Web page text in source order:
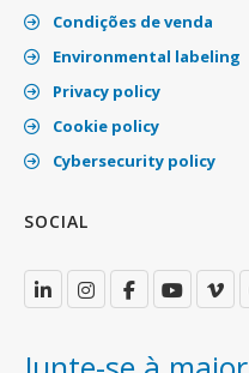
Condições de venda
Environmental labeling
Privacy policy
Cookie policy
Cybersecurity policy
SOCIAL